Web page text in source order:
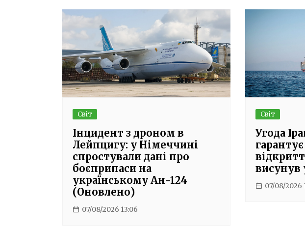
Світ
Інцидент з дроном в
Лейпцигу: у Німеччині
спростували дані про
боєприпаси на
українському Ан-124
(Оновлено)
07/08/2026 13:06
Світ
Угода
07/08/2026